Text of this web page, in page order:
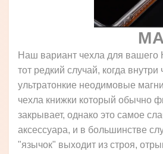
Наш вариант чехла для вашего
тот редкий случай, когда
ультратонкие неодимовые
чехла книжки который обычно
закрывает, однако это самое
аксессуара, и в большинстве
"язычок" выходит из строя,